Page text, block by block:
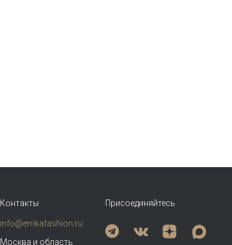
Контакты
info@emkafashion.ru
Москва и область
Присоединяйтесь